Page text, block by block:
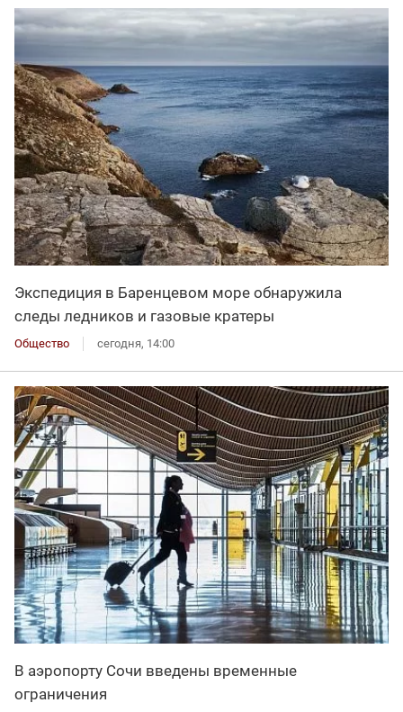
Экспедиция в Баренцевом море обнаружила
следы ледников и газовые кратеры
Общество сегодня, 14:00
В аэропорту Сочи введены временные
ограничения